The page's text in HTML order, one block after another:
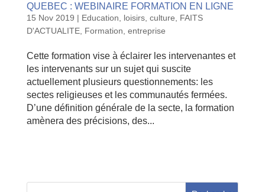
QUEBEC : WEBINAIRE FORMATION EN LIGNE
15 Nov 2019 | Education, loisirs, culture
FAITS
D'ACTUALITE, Formation, entreprise
Cette formation vise à éclairer les intervenantes et
les intervenants sur un sujet qui suscite
actuellement plusieurs questionnements: les
sectes religieuses et les communautés fermées.
D’une définition générale de la secte, la formation
amènera des précisions, des...